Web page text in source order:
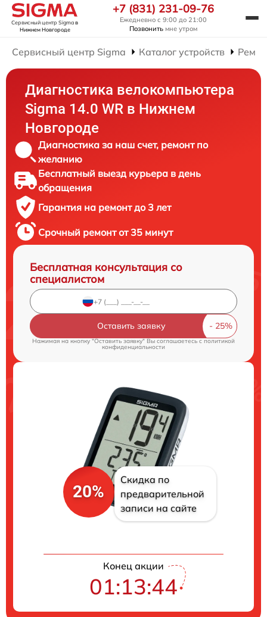
Сервисный центр Sigmaв
Нижнем Новгороде
+7 (831) 231-09-76
Ежедневно с 9:00 до 21:00
Позвонить мне утром
Сервисный центр Sigma Каталог устройств
Диагностика велокомпьютера
Sigma 14.0 WR в Нижнем
Новгороде
Диагностика за наш счет, ремонт по
желанию
Бесплатный выезд курьера в день
обращения
Гарантия на ремонт до 3 лет
Срочный ремонт от 35 минут
Бесплатная консультация со
специалистом
Оставить заявку
Нажимая на кнопку "Оставить заявку" Вы соглашаетесь c политикой
конфиденциальности
20%
Скидка по
предварительной
записи на сайте
Конец акции
01:13:43